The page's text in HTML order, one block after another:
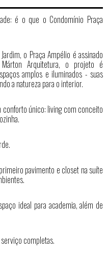
é o que o Condomínio Praça
o Praça Ampélio é assinado
Arquitetura, o projeto é
amplos e iluminados - suas
a natureza para o interior.
único: living com conceito
pavimento e closet na suíte
ideal para academia, além de
completas.